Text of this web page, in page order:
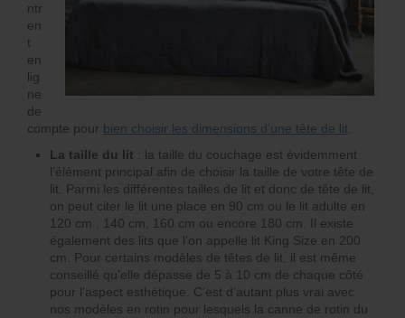
ntr
en
t
en
lig
ne
de
compte pour bien choisir les dimensions d’une tête de lit
La taille du lit : la taille du couchage est évidemment
l’élément principal afin de choisir la taille de votre tête de
lit. Parmi les différentes tailles de lit et donc de tête de lit,
on peut citer le lit une place en 90 cm ou le lit adulte en
120 cm , 140 cm, 160 cm ou encore 180 cm. Il existe
également des lits que l’on appelle lit King Size en 200
cm. Pour certains modèles de têtes de lit, il est même
conseillé qu’elle dépasse de 5 à 10 cm de chaque côté
pour l’aspect esthétique. C’est d’autant plus vrai avec
nos modèles en rotin pour lesquels la canne de rotin du